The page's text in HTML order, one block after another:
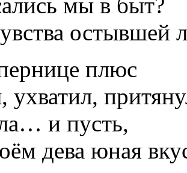
остывшей
плюс
ухватил,
и пусть,
дева юная